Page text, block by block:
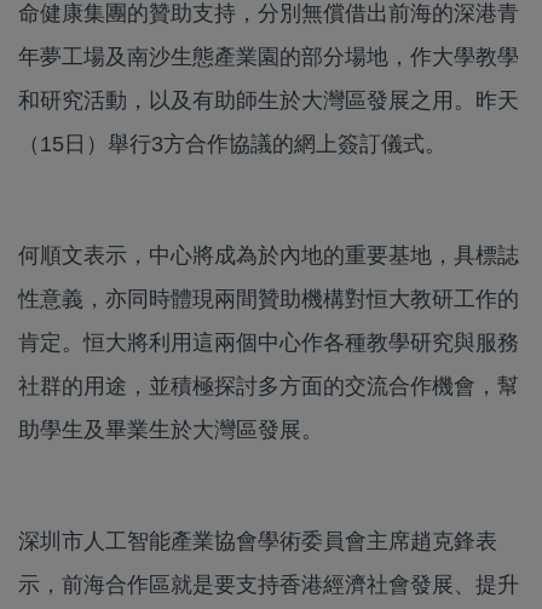
命健康集團的贊助支持，分別無償借出前海的深港青
年夢工場及南沙生態產業園的部分場地，作大學教學
和研究活動，以及有助師生於大灣區發展之用。昨天
（15日）舉行3方合作協議的網上簽訂儀式。
何順文表示，中心將成為於內地的重要基地，具標誌
性意義，亦同時體現兩間贊助機構對恒大教研工作的
肯定。恒大將利用這兩個中心作各種教學研究與服務
社群的用途，並積極探討多方面的交流合作機會，幫
助學生及畢業生於大灣區發展。
深圳市人工智能產業協會學術委員會主席趙克鋒表
示，前海合作區就是要支持香港經濟社會發展、提升